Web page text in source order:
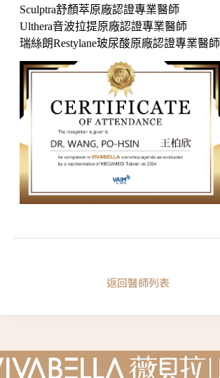
Sculptra舒顏萃原廠認證專業醫師
Ulthera音波拉提原廠認證專業醫師
瑞絲朗Restylane玻尿酸原廠認證專業醫師
返回醫師列表